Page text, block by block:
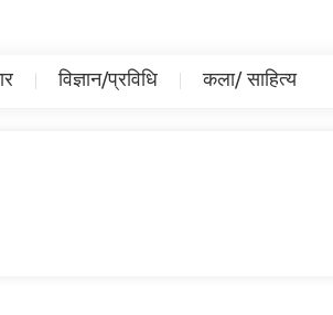
विज्ञान/प्रविधि कला/ साहित्य